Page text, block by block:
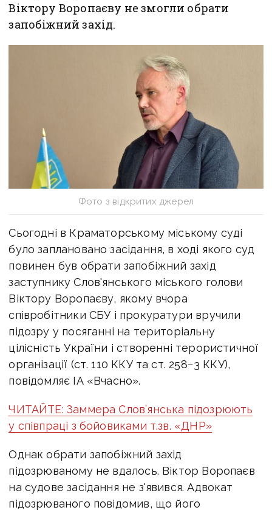
Віктору Воропаєву не змогли обрати
запобіжний захід.
Фото з відкритих джерел
Сьогодні в Краматорському міському суді
було заплановано засідання, в ході якого суд
повинен був обрати запобіжний захід
заступнику Слов'янського міського голови
Віктору Воропаєву, якому вчора
співробітники СБУ і прокуратури вручили
підозру у посяганні на територіальну
цілісність України і створенні терористичної
організації (ст. 110 ККУ та ст. 258−3 ККУ),
повідомляє ІА «Вчасно».
ЧИТАЙТЕ: Заммера Слов’янська підозрюють
у співпраці з бойовиками т.зв. «ДНР»
Однак обрати запобіжний захід
підозрюваному не вдалось. Віктор Воропаєв
на судове засідання не з'явився. Адвокат
підозрюваного повідомив, що його